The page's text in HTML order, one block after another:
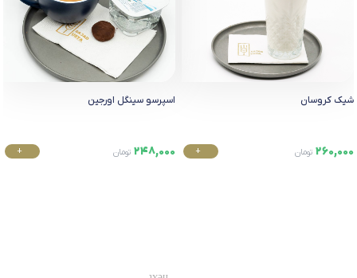
شیک کروسان
260,000 تومان
+
اسپرسو سینگل اورجین
248,000 تومان
+